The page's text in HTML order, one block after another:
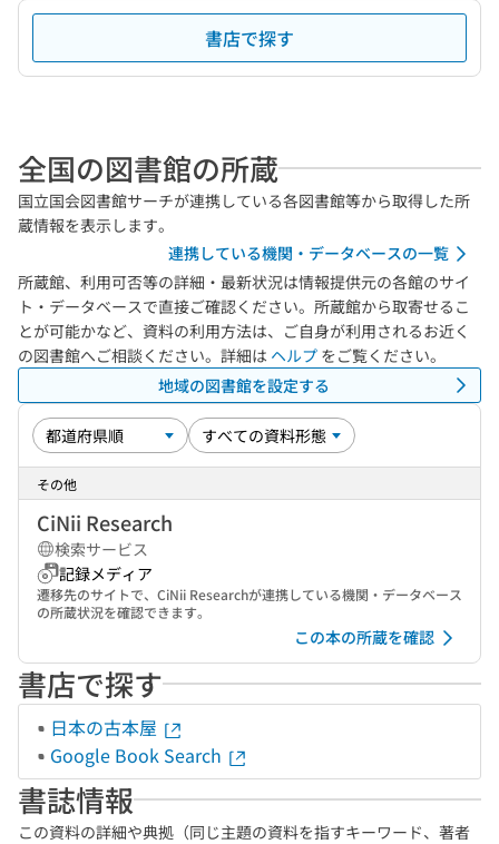
書店で探す
全国の図書館の所蔵
国立国会図書館サーチが連携している各図書館等から取得した所
蔵情報を表示します。
連携している機関・データベースの一覧
所蔵館、利用可否等の詳細・最新状況は情報提供元の各館のサイ
ト・データベースで直接ご確認ください。所蔵館から取寄せるこ
とが可能かなど、資料の利用方法は、ご自身が利用されるお近く
の図書館へご相談ください。詳細は ヘルプ をご覧ください。
地域の図書館を設定する
その他
CiNii Research
検索サービス
記録メディア
遷移先のサイトで、CiNii Researchが連携している機関・データベース
の所蔵状況を確認できます。
この本の所蔵を確認
書店で探す
日本の古本屋
Google Book Search
書誌情報
この資料の詳細や典拠（同じ主題の資料を指すキーワード、著者